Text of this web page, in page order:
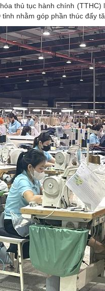
thủ tục hành chính (TTHC)
nhằm góp phần thúc đẩy